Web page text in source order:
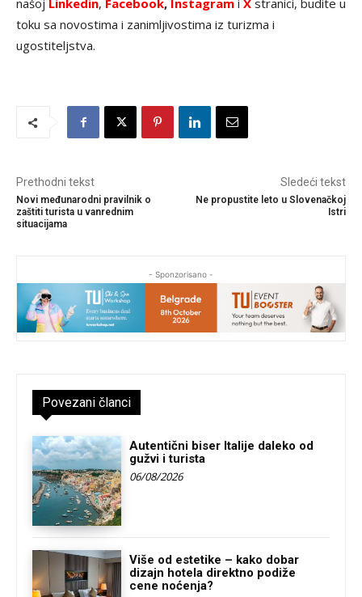
našoj Linkedin, Facebook, Instagram i X stranici, budite u
toku sa novostima i zanimljivostima iz turizma i
ugostiteljstva.
Prethodni tekst
Novi međunarodni pravilnik o
zaštiti turista u vanrednim
situacijama
Sledeći tekst
Ne propustite leto u Slovenačkoj
Istri
- Sponzorisano -
Povezani članci
Autentični biser Italije daleko od
gužvi i turista
06/08/2026
Više od estetike – kako dobar
dizajn hotela direktno podiže
cene noćenja?